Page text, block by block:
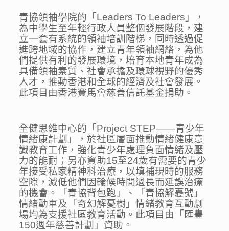
青協領袖學院的「Leaders To Leaders」，
為中學生至年輕行政人員整個發展階段，建
立一套有系統的領袖培訓階梯，同時透過促
進跨地域的協作，建立青年領袖網絡，為他
們提供有利的發展環境，培育本地青年成為
具備領袖素質、社會承擔及環球視野的優秀
人才，推動香港和全球的經濟及社會發展。
此項目由香港賽馬會慈善信託基金捐助。
全健思維中心的「Project STEP——青少年
情緒康計劃」，於社區層面推動情緒健康意
識教育工作，強化青少年處理負面情緒及壓
力的能耐；另亦資助15至24歲有需要的青少
年接受私家精神科治療，以填補現時的服務
空隙，減低他們因輪候時間過長而延誤治療
的機會。「青協背包跑」、「青協解憂號」
情緒動車及「奇幻解憂樹」情緒教育互動劇
場均為支援社區教育活動。此項目由「匯豐
150週年慈善計劃」資助。